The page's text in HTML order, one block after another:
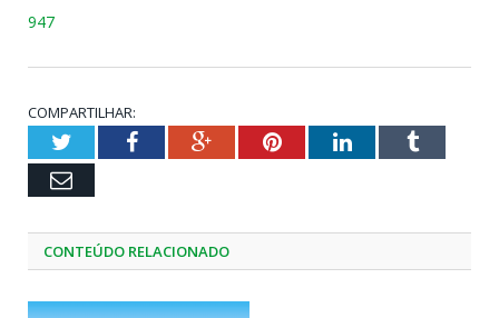
947
COMPARTILHAR:
TwitterFacebookGoogle+PinterestLinkedInTumblr
Email
CONTEÚDO RELACIONADO